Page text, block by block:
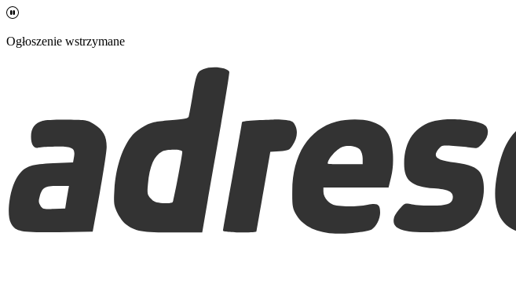
Ogłoszenie wstrzymane